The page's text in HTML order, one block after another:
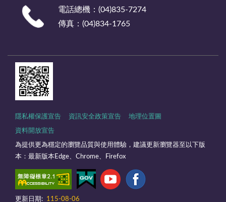
電話總機：(04)835-7274
傳真：(04)834-1765
隱私權保護宣告 資訊安全政策宣告 地理位置圖
資料開放宣告
為提供更為穩定的瀏覽品質與使用體驗，建議更新瀏覽器至以下版
本：最新版本Edge、Chrome、Firefox
更新日期: 115-08-06